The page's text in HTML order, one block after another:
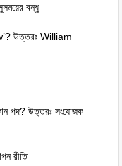
বন্ধু
উত্তরঃ William
কোন পদ? উত্তরঃ সংযোজক
রীতি